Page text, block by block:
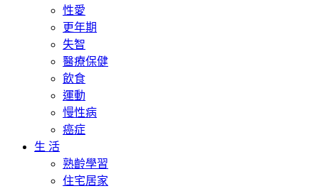
性愛
更年期
失智
醫療保健
飲食
運動
慢性病
癌症
生 活
熟齡學習
住宅居家